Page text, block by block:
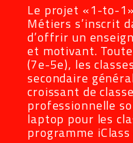
Le projet «1-to-
Métiers s’inscrit
d’offrir un
et motivant.
(7e-5e), les
secondaire
croissant de
professionnelle
laptop pour les
programme iClass